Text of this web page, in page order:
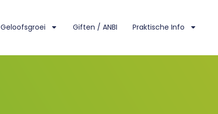
Geloofsgroei Giften / ANBI Praktische Info